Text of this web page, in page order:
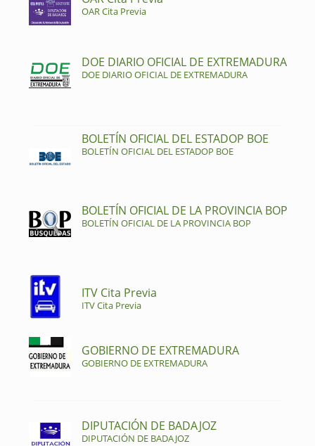
OAR Cita Previa
DOE DIARIO OFICIAL DE EXTREMADURA
DOE DIARIO OFICIAL DE EXTREMADURA
BOLETÍN OFICIAL DEL ESTADOP BOE
BOLETÍN OFICIAL DEL ESTADOP BOE
BOLETÍN OFICIAL DE LA PROVINCIA BOP
BOLETÍN OFICIAL DE LA PROVINCIA BOP
ITV Cita Previa
ITV Cita Previa
GOBIERNO DE EXTREMADURA
GOBIERNO DE EXTREMADURA
DIPUTACIÓN DE BADAJOZ
DIPUTACIÓN DE BADAJOZ